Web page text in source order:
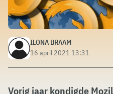
ILONA BRAAM
16 april 2021 13:31
Vorig jaar kondigde